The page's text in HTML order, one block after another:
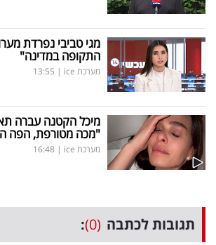
התקופה במדינה"
מערכת ice |
13:55
מיכל הקטנה עברה
"מכה מטורפת, הפה
מערכת ice |
16:48
תגובות לכתבה (0)
: